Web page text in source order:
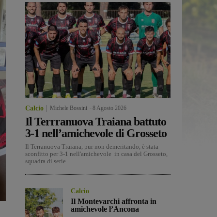
Calcio Michele Bossini 8 Agosto 2026
Il Terrranuova Traiana battuto
3-1 nell’amichevole di Grosseto
Il Terranuova Traiana, pur non demeritando, è stata
sconfitto per 3-1 nell'amichevole in casa del Grosseto,
squadra di serie...
Calcio
Il Montevarchi affronta in
amichevole l’Ancona